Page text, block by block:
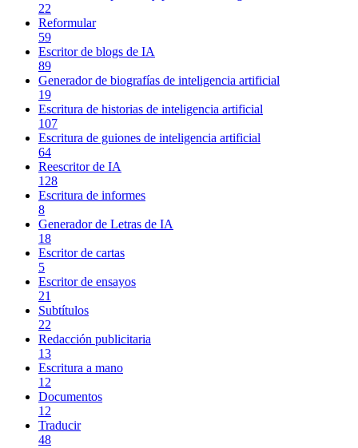
22
Reformular
59
Escritor de blogs de IA
89
Generador de biografías de inteligencia artificial
19
Escritura de historias de inteligencia artificial
107
Escritura de guiones de inteligencia artificial
64
Reescritor de IA
128
Escritura de informes
8
Generador de Letras de IA
18
Escritor de cartas
5
Escritor de ensayos
21
Subtítulos
22
Redacción publicitaria
13
Escritura a mano
12
Documentos
12
Traducir
48